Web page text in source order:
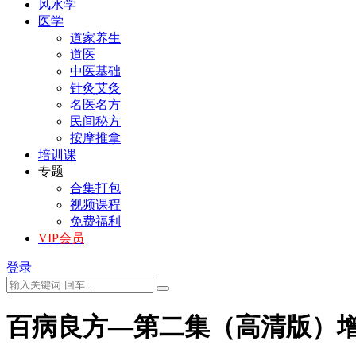
风水学
医学
道家养生
道医
中医基础
针灸艾灸
名医名方
民间秘方
按摩推拿
培训课
专题
合集打包
视频课程
免费福利
VIP会员
登录
百病良方—第二集（高清版）